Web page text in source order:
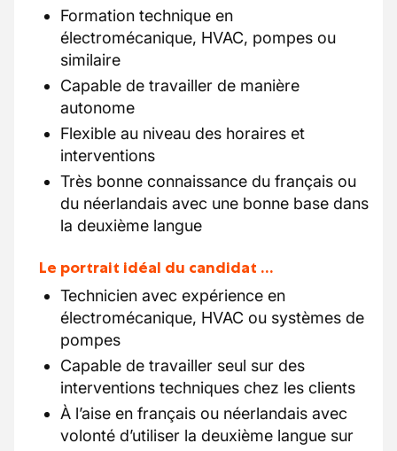
Formation technique en
électromécanique, HVAC, pompes ou
similaire
Capable de travailler de manière
autonome
Flexible au niveau des horaires et
interventions
Très bonne connaissance du français ou
du néerlandais avec une bonne base dans
la deuxième langue
Le portrait idéal du candidat …
Technicien avec expérience en
électromécanique, HVAC ou systèmes de
pompes
Capable de travailler seul sur des
interventions techniques chez les clients
À l’aise en français ou néerlandais avec
volonté d’utiliser la deuxième langue sur